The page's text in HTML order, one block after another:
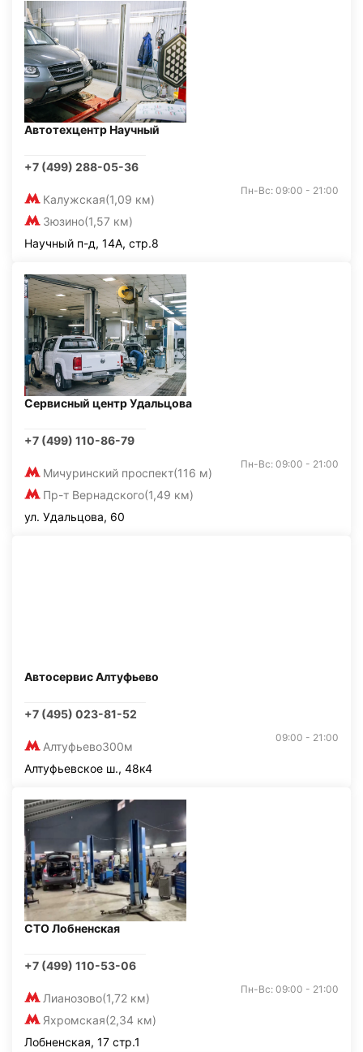
Автотехцентр Научный
+7 (499) 288-05-36
Калужская(1,09 км)
Зюзино(1,57 км)
Пн-Вс: 09:00 - 21:00
Научный п-д, 14А, стр.8
Сервисный центр Удальцова
+7 (499) 110-86-79
Мичуринский проспект(116 м)
Пр-т Вернадского(1,49 км)
Пн-Вс: 09:00 - 21:00
ул. Удальцова, 60
Автосервис Алтуфьево
+7 (495) 023-81-52
Алтуфьево300м
09:00 - 21:00
Алтуфьевское ш., 48к4
СТО Лобненская
+7 (499) 110-53-06
Лианозово(1,72 км)
Яхромская(2,34 км)
Пн-Вс: 09:00 - 21:00
Лобненская, 17 стр.1